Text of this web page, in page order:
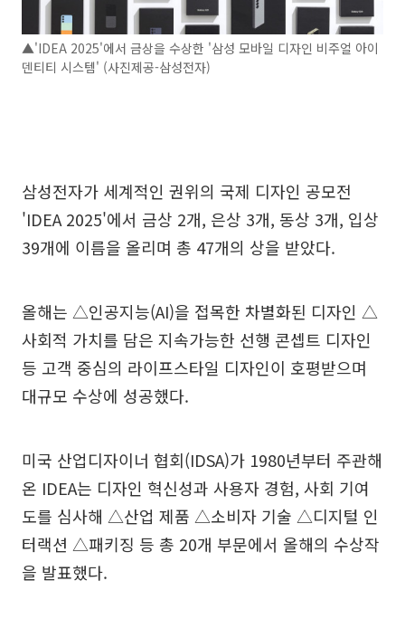
▲'IDEA 2025'에서 금상을 수상한 '삼성 모바일 디자인 비주얼 아이
덴티티 시스템' (사진제공-삼성전자)
삼성전자가 세계적인 권위의 국제 디자인 공모전
'IDEA 2025'에서 금상 2개, 은상 3개, 동상 3개, 입상
39개에 이름을 올리며 총 47개의 상을 받았다.
올해는 △인공지능(AI)을 접목한 차별화된 디자인 △
사회적 가치를 담은 지속가능한 선행 콘셉트 디자인
등 고객 중심의 라이프스타일 디자인이 호평받으며
대규모 수상에 성공했다.
미국 산업디자이너 협회(IDSA)가 1980년부터 주관해
온 IDEA는 디자인 혁신성과 사용자 경험, 사회 기여
도를 심사해 △산업 제품 △소비자 기술 △디지털 인
터랙션 △패키징 등 총 20개 부문에서 올해의 수상작
을 발표했다.